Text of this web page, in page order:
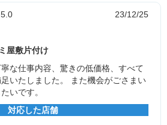
5.0
23/12/25
屋敷片付け
な仕事内容、驚きの低価格、すべて
いたしました。 また機会がごさまい
いです。
対応した店舗